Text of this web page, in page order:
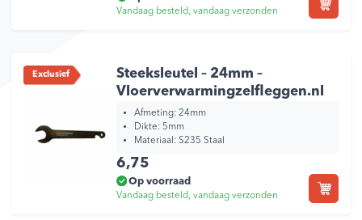
Vandaag besteld, vandaag verzonden
Exclusief
Steeksleutel – 24mm –
Vloerverwarmingzelfleggen.nl
Afmeting: 24mm
Dikte: 5mm
Materiaal: S235 Staal
6,75
Op voorraad
Vandaag besteld, vandaag verzonden